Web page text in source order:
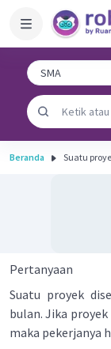
Beranda Suatu
Pertanyaan
Suatu proyek
bulan. Jika
maka pekerjanya